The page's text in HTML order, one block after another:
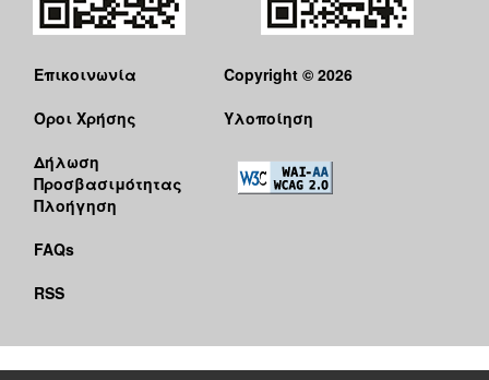
Επικοινωνία
Όροι Χρήσης
Δήλωση
Προσβασιμότητας
Πλοήγηση
FAQs
RSS
Copyright © 2026
Υλοποίηση